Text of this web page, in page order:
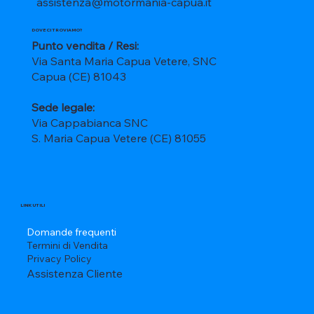
DOVE CI TROVIAMO?
Punto vendita / Resi:
Via Santa Maria Capua Vetere, SNC
Capua (CE) 81043
Sede legale:
Via Cappabianca SNC
S. Maria Capua Vetere (CE) 81055
LINK UTILI
Domande frequenti
Termini di Vendita
Privacy Policy
Assistenza Cliente